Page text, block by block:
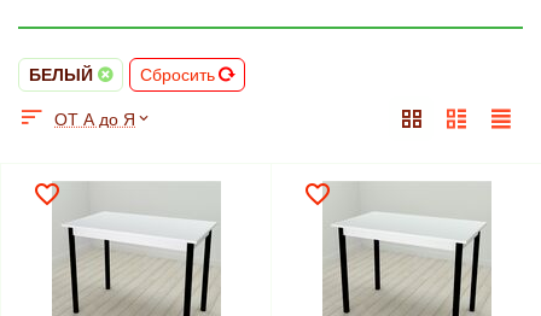
БЕЛЫЙ Сбросить
ОТ А до Я